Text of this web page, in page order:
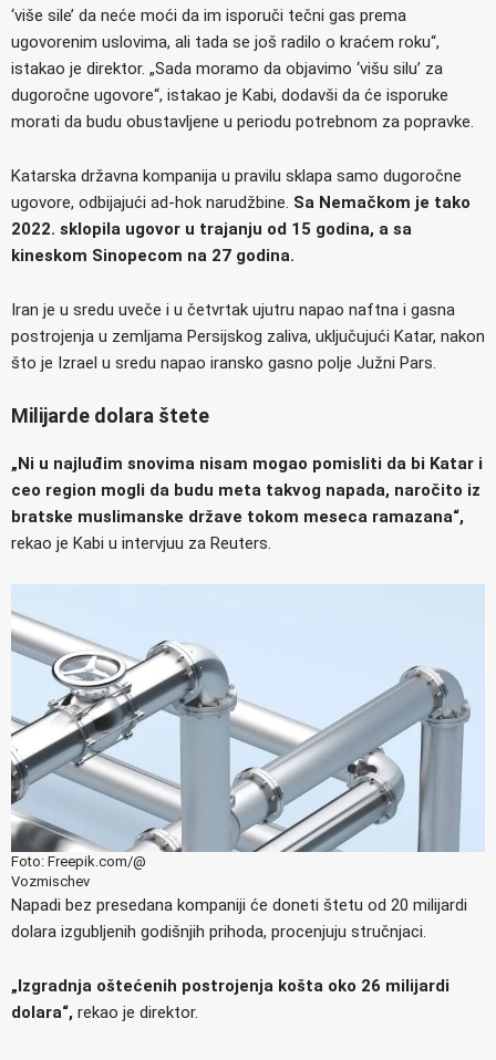
‘više sile’ da neće moći da im isporuči tečni gas prema
ugovorenim uslovima, ali tada se još radilo o kraćem roku“,
istakao je direktor. „Sada moramo da objavimo ‘višu silu’ za
dugoročne ugovore“, istakao je Kabi, dodavši da će isporuke
morati da budu obustavljene u periodu potrebnom za popravke.
Katarska državna kompanija u pravilu sklapa samo dugoročne
ugovore, odbijajući ad-hok narudžbine. Sa Nemačkom je tako
2022. sklopila ugovor u trajanju od 15 godina, a sa
kineskom Sinopecom na 27 godina.
Iran je u sredu uveče i u četvrtak ujutru napao naftna i gasna
postrojenja u zemljama Persijskog zaliva, uključujući Katar, nakon
što je Izrael u sredu napao iransko gasno polje Južni Pars.
Milijarde dolara štete
„Ni u najluđim snovima nisam mogao pomisliti da bi Katar i
ceo region mogli da budu meta takvog napada, naročito iz
bratske muslimanske države tokom meseca ramazana“,
rekao je Kabi u intervjuu za Reuters.
Foto: Freepik.com/@
Vozmischev
Napadi bez presedana kompaniji će doneti štetu od 20 milijardi
dolara izgubljenih godišnjih prihoda, procenjuju stručnjaci.
„Izgradnja oštećenih postrojenja košta oko 26 milijardi
dolara“, rekao je direktor.